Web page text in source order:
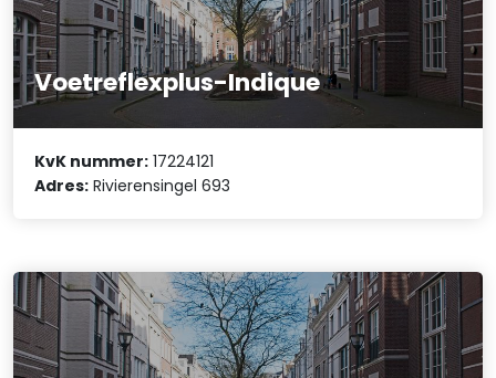
Voetreflexplus-Indique
KvK nummer: 17224121
Adres: Rivierensingel 693